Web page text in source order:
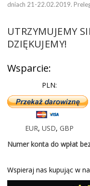
dniach 21-22.02.2019.
UTRZYMUJEMY
DZIĘKUJEMY!
Wsparcie:
PLN:
EUR, USD, GBP
Numer konta do wpłat
Wspieraj nas kupując w